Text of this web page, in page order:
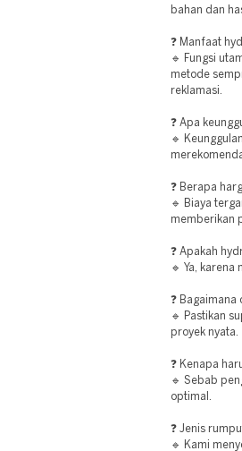
bahan dan
❓ Manfaat
🔹 Fungsi
metode
reklamasi.
❓ Apa
🔹
❓ Berapa
🔹 Biaya
memberikan
❓ Apakah
🔹 Ya,
❓
🔹 Pastikan
proyek nyata.
❓ Kenapa
🔹 Sebab
optimal.
❓ Jenis
🔹 Kami